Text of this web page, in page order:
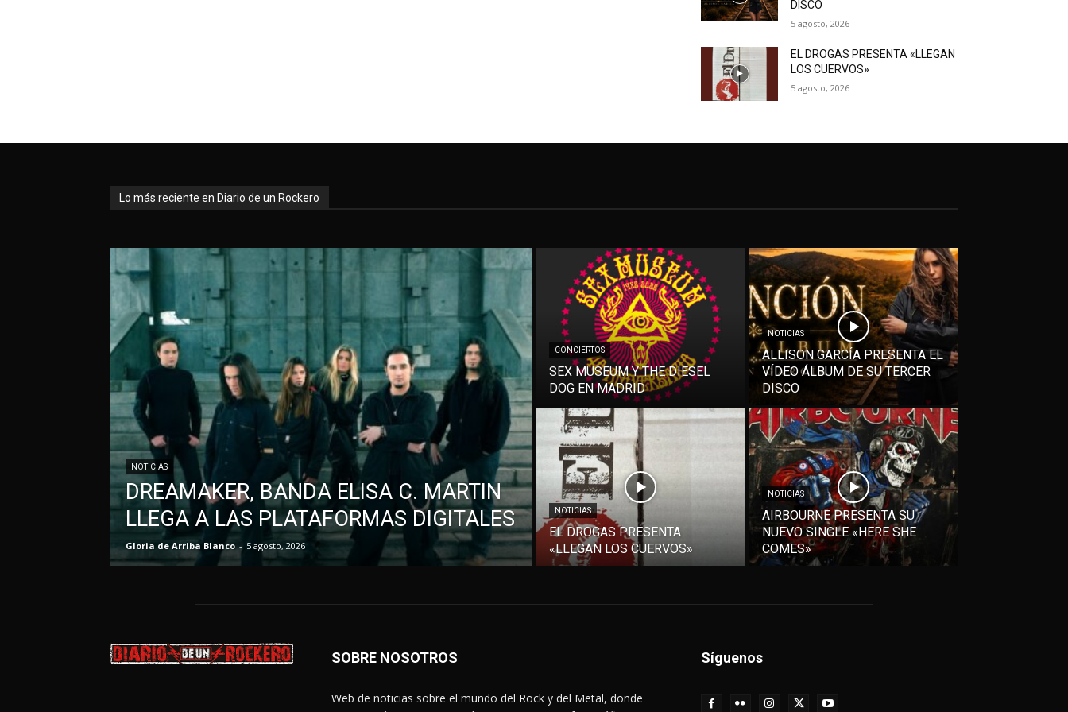
DISCO
5 agosto, 2026
EL DROGAS PRESENTA «LLEGAN
LOS CUERVOS»
5 agosto, 2026
Lo más reciente en Diario de un Rockero
NOTICIAS
DREAMAKER, BANDA ELISA C. MARTIN
LLEGA A LAS PLATAFORMAS DIGITALES
Gloria de Arriba Blanco - 5 agosto, 2026
CONCIERTOS
SEX MUSEUM Y THE DIESEL
DOG EN MADRID
NOTICIAS
ALLISON GARCÍA PRESENTA EL
VÍDEO ÁLBUM DE SU TERCER
DISCO
NOTICIAS
EL DROGAS PRESENTA
«LLEGAN LOS CUERVOS»
NOTICIAS
AIRBOURNE PRESENTA SU
NUEVO SINGLE «HERE SHE
COMES»
SOBRE NOSOTROS
Web de noticias sobre el mundo del Rock y del Metal, donde
Síguenos